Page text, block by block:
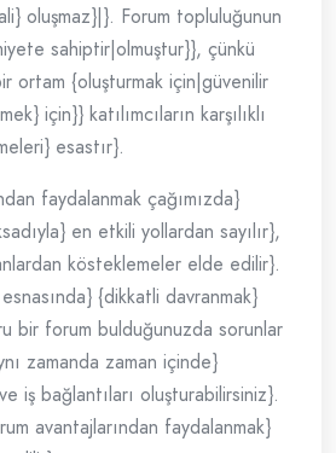
oluşmaz}|}. Forum topluluğunun
sahiptir|olmuştur}}, çünkü
ortam {oluşturmak için|güvenilir
için}} katılımcıların karşılıklı
esastır}.
faydalanmak çağımızda}
en etkili yollardan sayılır},
kösteklemeler elde edilir}.
{dikkatli davranmak}
bir forum bulduğunuzda sorunlar
zamanda zaman içinde}
iş bağlantıları oluşturabilirsiniz}.
avantajlarından faydalanmak}